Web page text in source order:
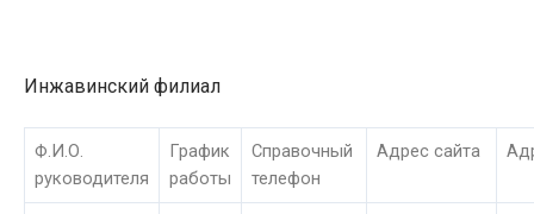
Инжавинский филиал
Ф.И.О.
руководителя
График
работы
Справочный
телефон
Адрес сайта